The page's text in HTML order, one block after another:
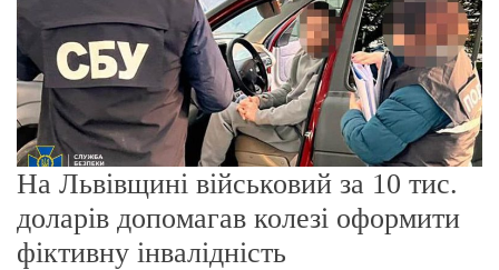
р
е
ж
и
м
у
На Львівщині військовий за 10 тис.
доларів допомагав колезі оформити
фіктивну інвалідність